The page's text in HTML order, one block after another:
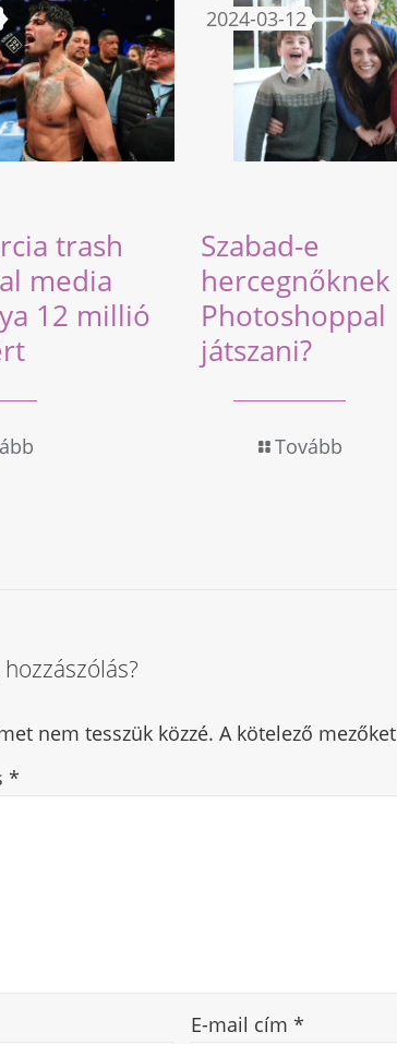
trash
media
12 millió
2024-03-12
Szabad-e
hercegnőknek
Photoshoppal
játszani?
Tovább
nem tesszük közzé. A kötelező mezőket
*
E-mail cím*